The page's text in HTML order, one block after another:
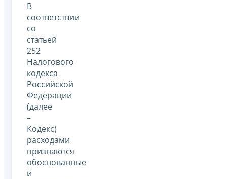
В
соответствии
со
статьей
252
Налогового
кодекса
Российской
Федерации
(далее
–
Кодекс)
расходами
признаются
обоснованные
и